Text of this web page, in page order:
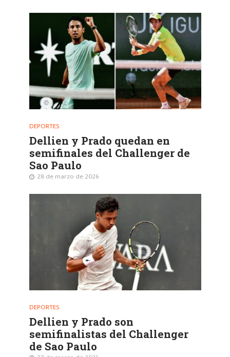
DEPORTES
Dellien y Prado quedan en
semifinales del Challenger de
Sao Paulo
28 de marzo de 2026
DEPORTES
Dellien y Prado son
semifinalistas del Challenger
de Sao Paulo